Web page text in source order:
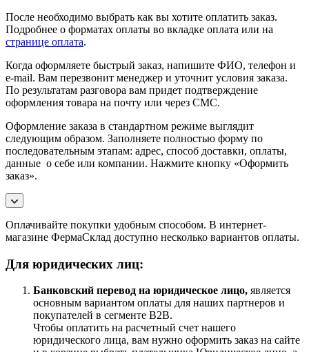
После необходимо выбрать как вы хотите оплатить заказ.
Подробнее о форматах оплаты во вкладке оплата или на
странице оплата.
Когда оформляете быстрый заказ, напишите ФИО, телефон и
e-mail. Вам перезвонит менеджер и уточнит условия заказа.
По результатам разговора вам придет подтверждение
оформления товара на почту или через СМС.
Оформление заказа в стандартном режиме выглядит
следующим образом. Заполняете полностью форму по
последовательным этапам: адрес, способ доставки, оплаты,
данные о себе или компании. Нажмите кнопку «Оформить
заказ».
Оплачивайте покупки удобным способом. В интернет-
магазине ФермаСклад доступно несколько вариантов оплаты.
Для юридических лиц:
Банковский перевод на юридическое лицо, является
основным вариантом оплаты для наших партнеров и
покупателей в сегменте B2B.
Чтобы оплатить на расчетный счет нашего
юридического лица, вам нужно оформить заказ на сайте